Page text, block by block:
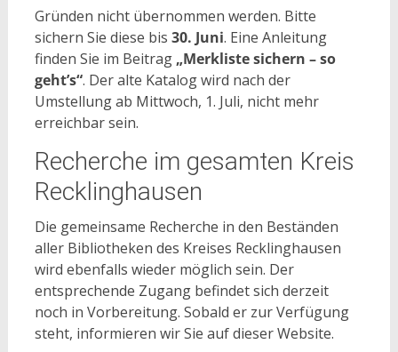
Gründen nicht übernommen werden. Bitte
sichern Sie diese bis 30. Juni. Eine Anleitung
finden Sie im Beitrag „Merkliste sichern – so
geht’s“. Der alte Katalog wird nach der
Umstellung ab Mittwoch, 1. Juli, nicht mehr
erreichbar sein.
Recherche im gesamten Kreis
Recklinghausen
Die gemeinsame Recherche in den Beständen
aller Bibliotheken des Kreises Recklinghausen
wird ebenfalls wieder möglich sein. Der
entsprechende Zugang befindet sich derzeit
noch in Vorbereitung. Sobald er zur Verfügung
steht, informieren wir Sie auf dieser Website.